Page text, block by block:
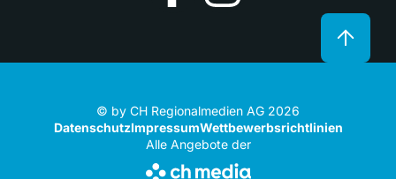
© by CH Regionalmedien AG 2026
DatenschutzImpressumWettbewerbsrichtlinien
Alle Angebote der